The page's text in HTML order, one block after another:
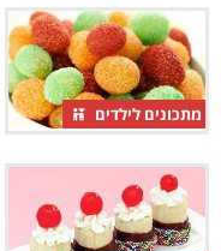
מתכונים לילדים